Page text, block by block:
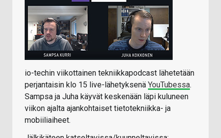
io-techin viikottainen tekniikkapodcast lähetetään
perjantaisin klo 15 live-lähetyksenä YouTubessa.
Sampsa ja Juha käyvät keskenään läpi kuluneen
viikon ajalta ajankohtaiset tietotekniikka- ja
mobiiliaiheet.